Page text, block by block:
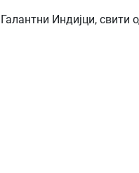
Индијци, свити